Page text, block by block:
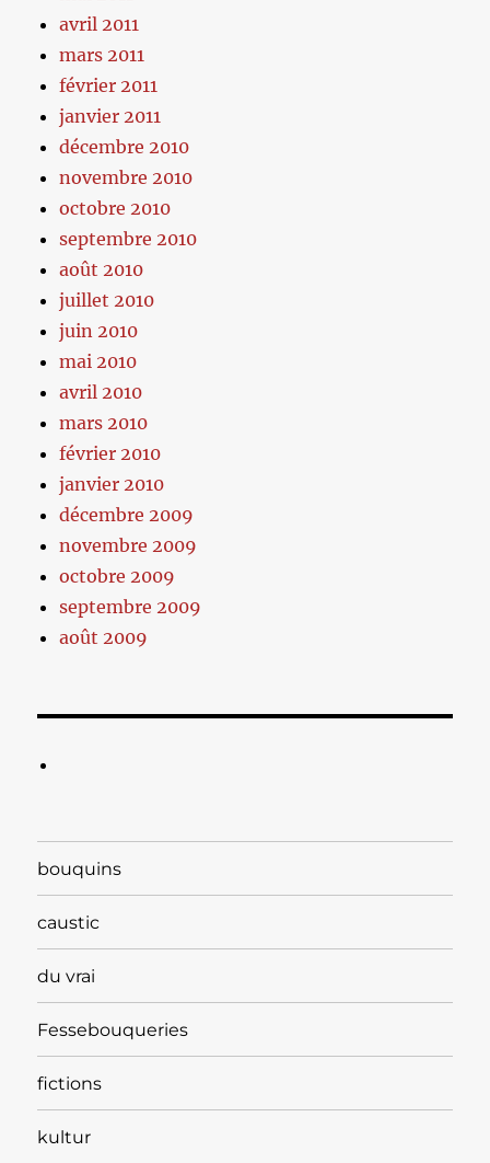
avril 2011
mars 2011
février 2011
janvier 2011
décembre 2010
novembre 2010
octobre 2010
septembre 2010
août 2010
juillet 2010
juin 2010
mai 2010
avril 2010
mars 2010
février 2010
janvier 2010
décembre 2009
novembre 2009
octobre 2009
septembre 2009
août 2009
bouquins
caustic
du vrai
Fessebouqueries
fictions
kultur